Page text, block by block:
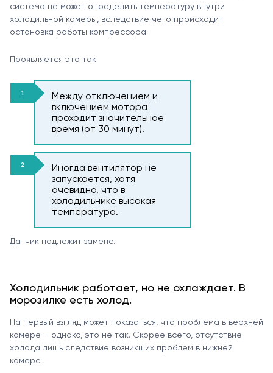
система не может определить температуру внутри
холодильной камеры, вследствие чего происходит
остановка работы компрессора.
Проявляется это так:
Между отключением и
включением мотора
проходит значительное
время (от 30 минут).
Иногда вентилятор не
запускается, хотя
очевидно, что в
холодильнике высокая
температура.
Датчик подлежит замене.
Холодильник работает, но не охлаждает. В
морозилке есть холод.
На первый взгляд может показаться, что проблема в верхней
камере – однако, это не так. Скорее всего, отсутствие
холода лишь следствие возникших проблем в нижней
камере.